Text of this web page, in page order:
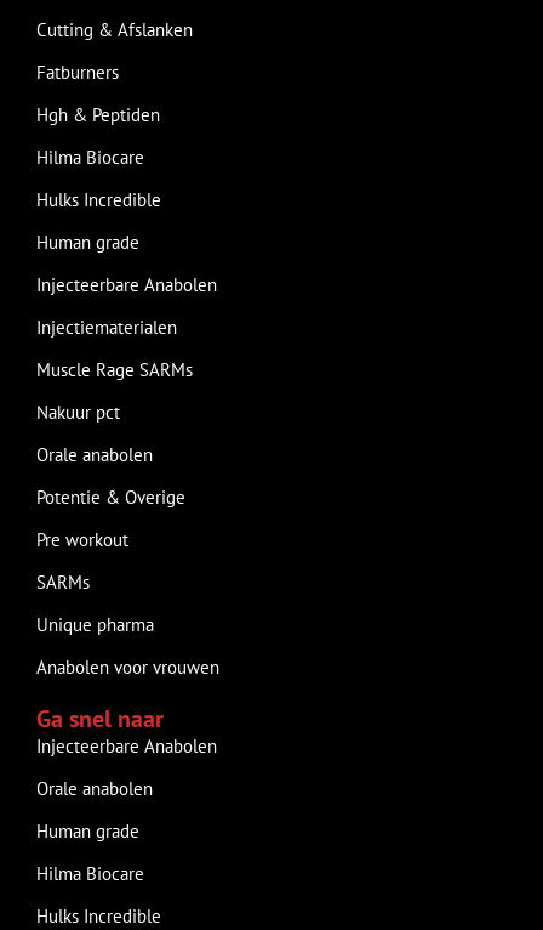
Cutting & Afslanken
Fatburners
Hgh & Peptiden
Hilma Biocare
Hulks Incredible
Human grade
Injecteerbare Anabolen
Injectiematerialen
Muscle Rage SARMs
Nakuur pct
Orale anabolen
Potentie & Overige
Pre workout
SARMs
Unique pharma
Anabolen voor vrouwen
Ga snel naar
Injecteerbare Anabolen
Orale anabolen
Human grade
Hilma Biocare
Hulks Incredible